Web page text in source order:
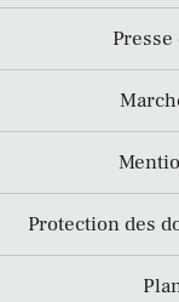
Protection des